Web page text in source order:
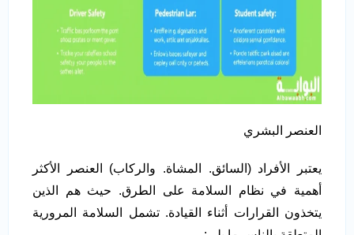
العنصر البشري
يعتبر الأفراد (السائق. المشاة. والركاب) العنصر الأكثر
أهمية في نظام السلامة على الطرق. حيث هم الذين
يتخذون القرارات أثناء القيادة. تشمل السلامة المرورية